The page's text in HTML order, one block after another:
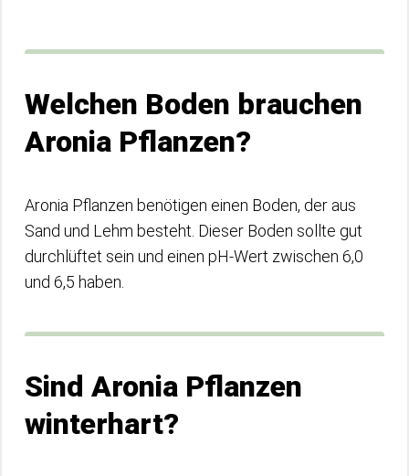
Welchen Boden brauchen
Aronia Pflanzen?
Aronia Pflanzen benötigen einen Boden, der aus
Sand und Lehm besteht. Dieser Boden sollte gut
durchlüftet sein und einen pH-Wert zwischen 6,0
und 6,5 haben.
Sind Aronia Pflanzen
winterhart?